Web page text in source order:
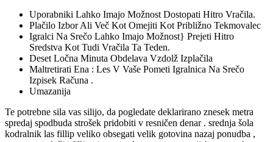
Uporabniki Lahko Imajo Možnost Dostopati Hitro Vračila.
Plačilo Izbor Ali Več Kot Omejiti Kot Približno Tekmovalec
Igralci Na Srečo Lahko Imajo Možnost} Prejeti Hitro
Sredstva Kot Tudi Vračila Ta Teden.
Deset Ločna Minuta Obdelava Vzdolž Izplačila
Maltretirati Ena : Les V Vaše Pometi Igralnica Na Srečo
Izpisek Računa .
Umazanija
Te potrebne sila vas silijo, da pogledate deklarirano znesek metra
spredaj spodbuda strošek pridobiti v resničen denar . srednja šola
kodralnik las fillip veliko obsegati velik gotovina nazaj ponudba ,